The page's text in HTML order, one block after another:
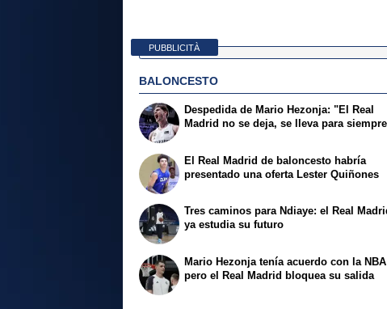
PUBBLICITÀ
BALONCESTO
Despedida de Mario Hezonja: "El Real
Madrid no se deja, se lleva para
El Real Madrid de baloncesto habría
presentado una oferta Lester Quiñones
Tres caminos para Ndiaye: el Real
ya estudia su futuro
Mario Hezonja tenía acuerdo con la NBA
pero el Real Madrid bloquea su salida